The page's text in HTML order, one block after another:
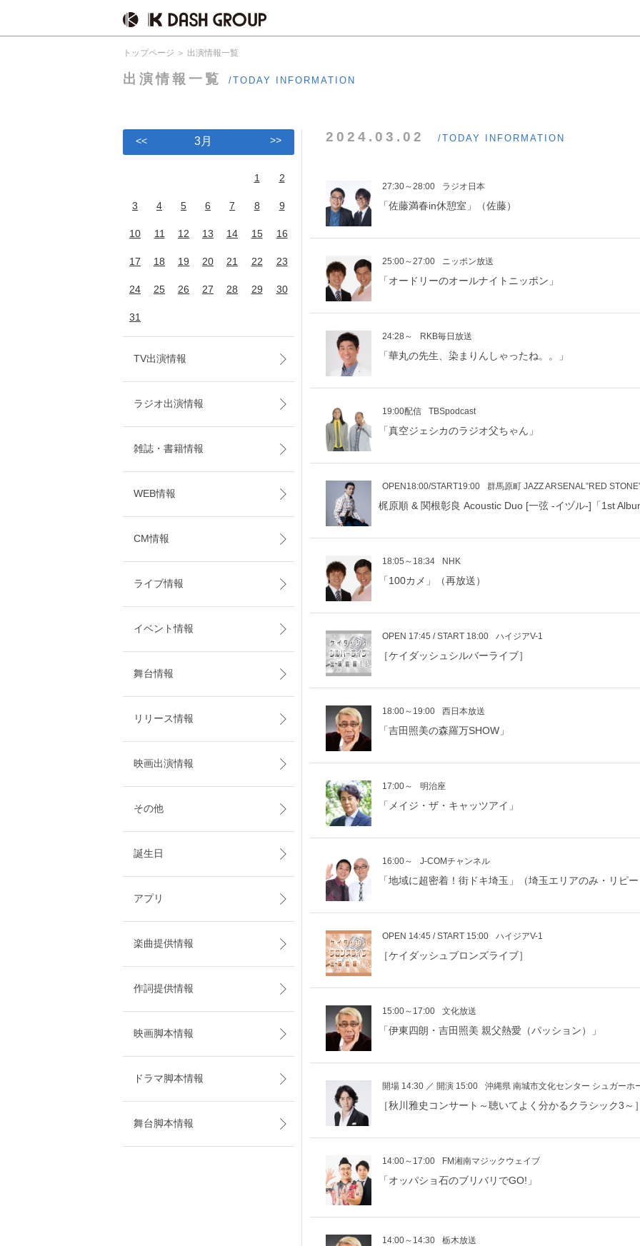
トップページ 出演情報一覧
出演情報一覧 /TODAY INFORMATION
2024.03.02 /TODAY INFORMATION
27:30～28:00 ラジオ日本
「佐藤満春in休憩室」（佐藤）
25:00～27:00 ニッポン放送
「オードリーのオールナイトニッポン」
24:28～ RKB毎日放送
「華丸の先生、染まりんしゃったね。。」
19:00配信 TBSpodcast
「真空ジェシカのラジオ父ちゃん」
OPEN18:00/START19:00 群馬原町 JAZZ ARSENAL”RED
梶原順 & 関根彰良 Acoustic Duo [一弦 -イヅル-]「1st
18:05～18:34 NHK
「100カメ」（再放送）
OPEN 17:45 / START 18:00 ハイジアV-1
［ケイダッシュシルバーライブ］
18:00～19:00 西日本放送
「吉田照美の森羅万SHOW」
17:00～ 明治座
「メイジ・ザ・キャッツアイ」
16:00～ J-COMチャンネル
「地域に超密着！街ドキ埼玉」（埼玉エリアのみ・リピ
OPEN 14:45 / START 15:00 ハイジアV-1
［ケイダッシュブロンズライブ］
15:00～17:00 文化放送
「伊東四朗・吉田照美 親父熱愛（パッション）」
開場 14:30 ／ 開演 15:00 沖縄県 南城市文化センター シュガーホ
［秋川雅史コンサート～聴いてよく分かるクラシック3～
14:00～17:00 FM湘南マジックウェイブ
「オッパショ石のブリバリでGO!」
14:00～14:30 栃木放送
<< 3月 >>
1 2
3 4 5 6 7 8 9
10 11 12 13 14 15 16
17 18 19 20 21 22 23
24 25 26 27 28 29 30
31
TV出演情報
ラジオ出演情報
雑誌・書籍情報
WEB情報
CM情報
ライブ情報
イベント情報
舞台情報
リリース情報
映画出演情報
その他
誕生日
アプリ
楽曲提供情報
作詞提供情報
映画脚本情報
ドラマ脚本情報
舞台脚本情報